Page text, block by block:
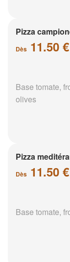
Pizza
Dès 11.50 €
Base tomate,
olives
Pizza
Dès 11.50 €
Base tomate,